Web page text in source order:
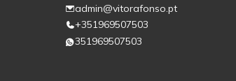
admin@vitorafonso.pt
+351969507503
351969507503